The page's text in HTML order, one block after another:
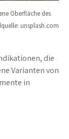
Oberfläche des
unsplash.com
die
Varianten von
in